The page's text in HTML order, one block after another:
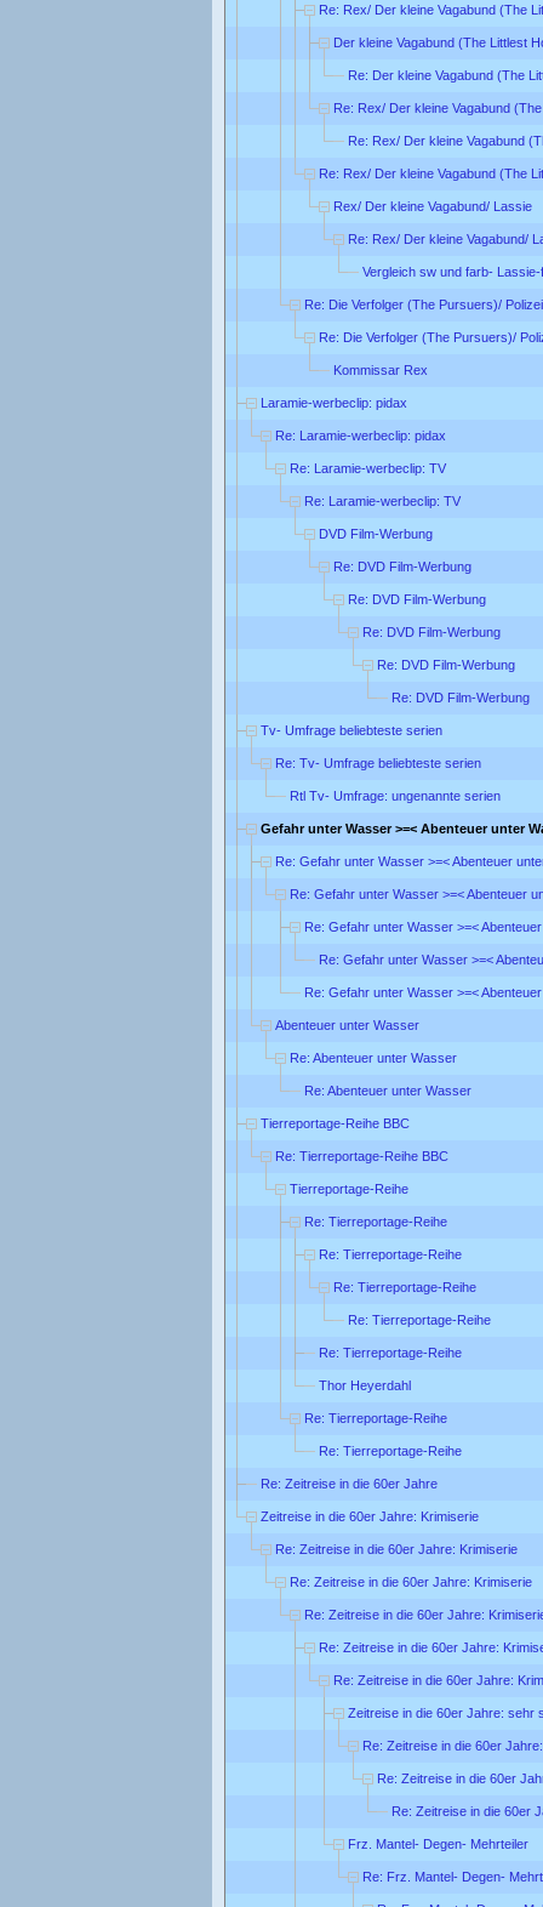
Re: Rex/ Der kleine Vagabund (The
Der kleine Vagabund (The Littlest
Re: Der kleine Vagabund (The
Re: Rex/ Der kleine Vagabund
Re: Rex/ Der kleine Vagabund
Re: Rex/ Der kleine Vagabund (The
Rex/ Der kleine Vagabund/ Lassie
Re: Rex/ Der kleine Vagabund/
Vergleich sw und farb- Lassie-
Re: Die Verfolger (The Pursuers)/
Re: Die Verfolger (The Pursuers)/
Kommissar Rex
Laramie-werbeclip: pidax
Re: Laramie-werbeclip: pidax
Re: Laramie-werbeclip: TV
Re: Laramie-werbeclip: TV
DVD Film-Werbung
Re: DVD Film-Werbung
Re: DVD Film-Werbung
Re: DVD Film-Werbung
Re: DVD Film-Werbung
Re: DVD Film-Werbung
Tv- Umfrage beliebteste serien
Re: Tv- Umfrage beliebteste serien
Rtl Tv- Umfrage: ungenannte serien
Gefahr unter Wasser >=< Abenteuer unter
Re: Gefahr unter Wasser >=< Abenteuer
Re: Gefahr unter Wasser >=< Abenteuer
Re: Gefahr unter Wasser >=<
Re: Gefahr unter Wasser >=<
Re: Gefahr unter Wasser >=<
Abenteuer unter Wasser
Re: Abenteuer unter Wasser
Re: Abenteuer unter Wasser
Tierreportage-Reihe BBC
Re: Tierreportage-Reihe BBC
Tierreportage-Reihe
Re: Tierreportage-Reihe
Re: Tierreportage-Reihe
Re: Tierreportage-Reihe
Re: Tierreportage-Reihe
Re: Tierreportage-Reihe
Thor Heyerdahl
Re: Tierreportage-Reihe
Re: Tierreportage-Reihe
Re: Zeitreise in die 60er Jahre
Zeitreise in die 60er Jahre: Krimiserie
Re: Zeitreise in die 60er Jahre: Krimiserie
Re: Zeitreise in die 60er Jahre: Krimiserie
Re: Zeitreise in die 60er Jahre:
Re: Zeitreise in die 60er Jahre:
Re: Zeitreise in die 60er Jahre:
Zeitreise in die 60er Jahre: sehr
Re: Zeitreise in die 60er
Re: Zeitreise in die 60er
Re: Zeitreise in die 60er
Frz. Mantel- Degen- Mehrteiler
Re: Frz. Mantel- Degen-